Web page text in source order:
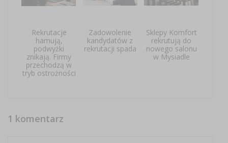
Rekrutacje
hamują,
podwyżki
znikają. Firmy
przechodzą w
tryb ostrożności
Zadowolenie
kandydatów z
rekrutacji spada
Sklepy Komfort
rekrutują do
nowego salonu
w Mysiadle
1 komentarz